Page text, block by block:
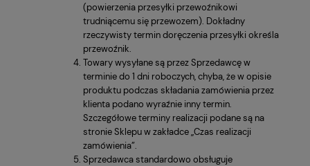
(powierzenia przesyłki przewoźnikowi
trudniącemu się przewozem). Dokładny
rzeczywisty termin doręczenia przesyłki określa
przewoźnik.
Towary wysyłane są przez Sprzedawcę w
terminie do 1 dni roboczych, chyba, że w opisie
produktu podczas składania zamówienia przez
klienta podano wyraźnie inny termin.
Szczegółowe terminy realizacji podane są na
stronie Sklepu w zakładce „Czas realizacji
zamówienia”.
Sprzedawca standardowo obsługuje